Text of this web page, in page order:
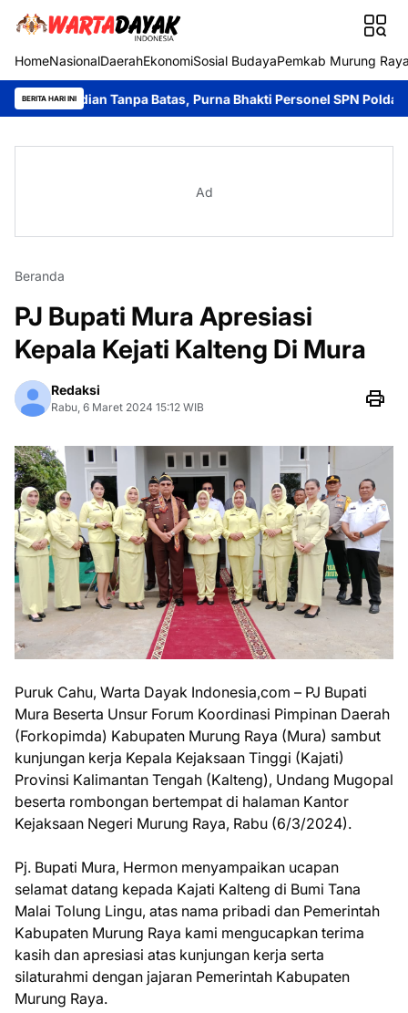
HomeNasionalDaerahEkonomiSosial BudayaPemkab Murung
BERITA HARI INI
Tanpa Batas, Purna Bhakti Personel SPN Polda Kalteng.
Ad
Beranda
PJ Bupati Mura Apresiasi
Kepala Kejati Kalteng Di Mura
Redaksi
Rabu, 6 Maret 2024 15:12 WIB
Puruk Cahu, Warta Dayak Indonesia,com – PJ Bupati
Mura Beserta Unsur Forum Koordinasi Pimpinan Daerah
(Forkopimda) Kabupaten Murung Raya (Mura) sambut
kunjungan kerja Kepala Kejaksaan Tinggi (Kajati)
Provinsi Kalimantan Tengah (Kalteng), Undang Mugopal
beserta rombongan bertempat di halaman Kantor
Kejaksaan Negeri Murung Raya, Rabu (6/3/2024).
Pj. Bupati Mura, Hermon menyampaikan ucapan
selamat datang kepada Kajati Kalteng di Bumi Tana
Malai Tolung Lingu, atas nama pribadi dan Pemerintah
Kabupaten Murung Raya kami mengucapkan terima
kasih dan apresiasi atas kunjungan kerja serta
silaturahmi dengan jajaran Pemerintah Kabupaten
Murung Raya.